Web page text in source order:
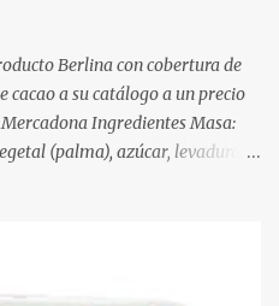
Berlina con cobertura de
cacao a su catálogo a un precio
Ingredientes Masa:
(palma), azúcar, levadura,
Azúcar, aceite vegetal refinado